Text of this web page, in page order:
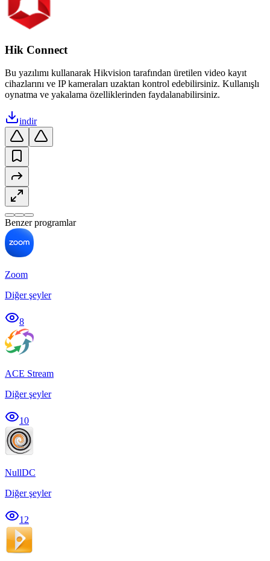
Hik Connect
Bu yazılımı kullanarak Hikvision tarafından üretilen video kayıt
cihazlarını ve IP kameraları uzaktan kontrol edebilirsiniz. Kullanışlı
oynatma ve yakalama özelliklerinden faydalanabilirsiniz.
indir
Benzer programlar
Zoom
Diğer şeyler
8
ACE Stream
Diğer şeyler
10
NullDC
Diğer şeyler
12